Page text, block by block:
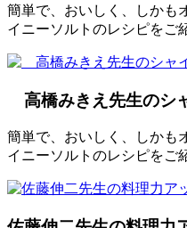
簡単で、おいしく、しかも
イニーソルトのレシピをご
高橋みきえ先生のシ
簡単で、おいしく、しかも
イニーソルトのレシピをご